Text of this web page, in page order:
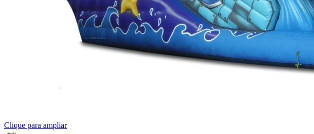
Clique para ampliar